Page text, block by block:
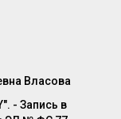
Власова
- Запись в